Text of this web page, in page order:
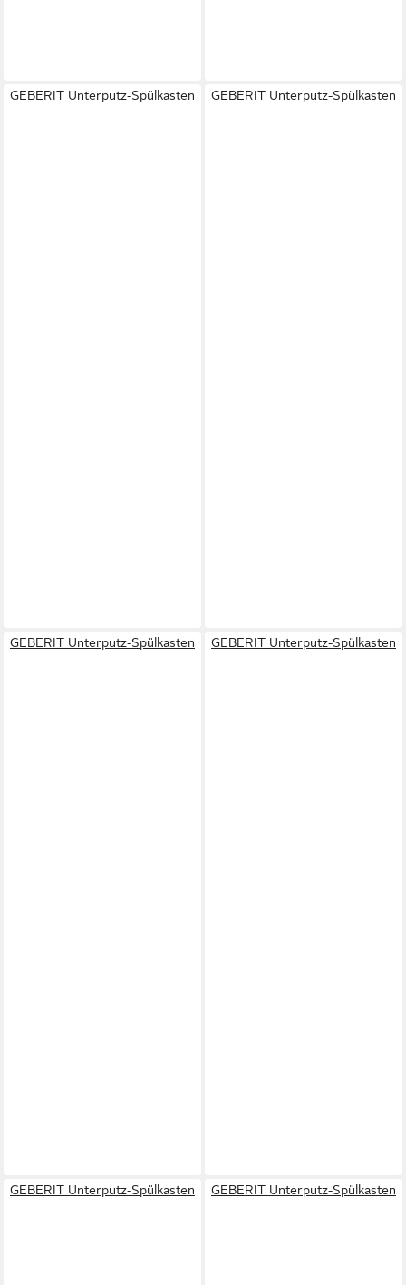
GEBERIT Unterputz-Spülkasten GEBERIT Unterputz-Spülkasten
GEBERIT Unterputz-Spülkasten GEBERIT Unterputz-Spülkasten
GEBERIT Unterputz-Spülkasten GEBERIT Unterputz-Spülkasten